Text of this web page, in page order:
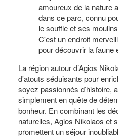
amoureux de la nature
dans ce parc, connu
le souffle et ses
C'est un endroit
pour découvrir la faune
La région autour d’Agios
d'atouts séduisants pour
soyez passionnés d’histoire,
simplement en quête de
bonheur. En combinant les
naturelles, Agios Nikolaos et
promettent un séjour